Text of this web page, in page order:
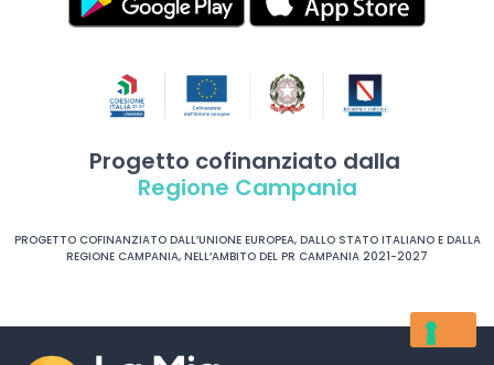
Progetto cofinanziato dalla
Regione Campania
PROGETTO COFINANZIATO DALL’UNIONE EUROPEA, DALLO STATO ITALIANO E DALLA
REGIONE CAMPANIA, NELL’AMBITO DEL PR CAMPANIA 2021-2027